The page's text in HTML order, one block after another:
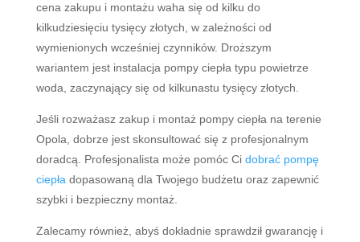
cena zakupu i montażu waha się od kilku do
kilkudziesięciu tysięcy złotych, w zależności od
wymienionych wcześniej czynników. Droższym
wariantem jest instalacja pompy ciepła typu powietrze
woda, zaczynający się od kilkunastu tysięcy złotych.
Jeśli rozważasz zakup i montaż pompy ciepła na terenie
Opola, dobrze jest skonsultować się z profesjonalnym
doradcą. Profesjonalista może pomóc Ci dobrać pompę
ciepładopasowaną dla Twojego budżetu oraz zapewnić
szybki i bezpieczny montaż.
Zalecamy również, abyś dokładnie sprawdził gwarancję i